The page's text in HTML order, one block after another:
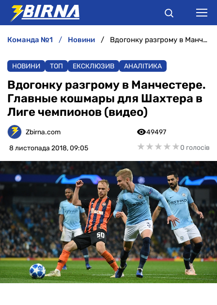
АНАЛІТИКА
ІНТЕРВ'Ю
РІЗНЕ
БУКМЕКЕРИ
команда №1 новини Вдогонку разгрому в Манчестере. Главные кошмары для Шахтера в Лиге чемпионов (видео)
НОВИНИ ТОП ЕКСКЛЮЗИВ АНАЛІТИКА
Вдогонку разгрому в Манчестере.
Главные кошмары для Шахтера в
Лиге чемпионов (видео)
Zbirna.com
8 листопада 2018, 09:05
49497
★★★★★
★★★★★0 голосів